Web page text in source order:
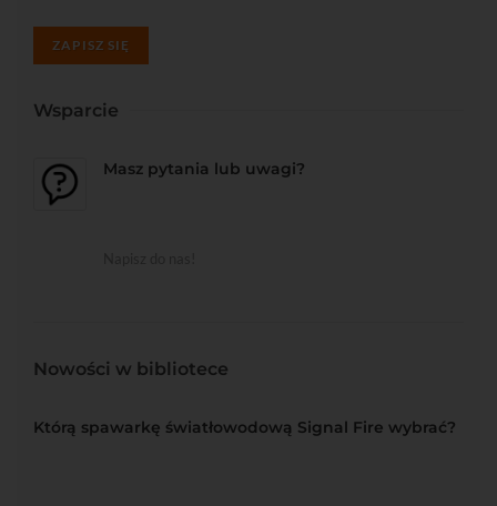
ZAPISZ SIĘ
Wsparcie
Masz pytania lub uwagi?
Nowości w bibliotece
Którą spawarkę światłowodową Signal Fire wybrać?